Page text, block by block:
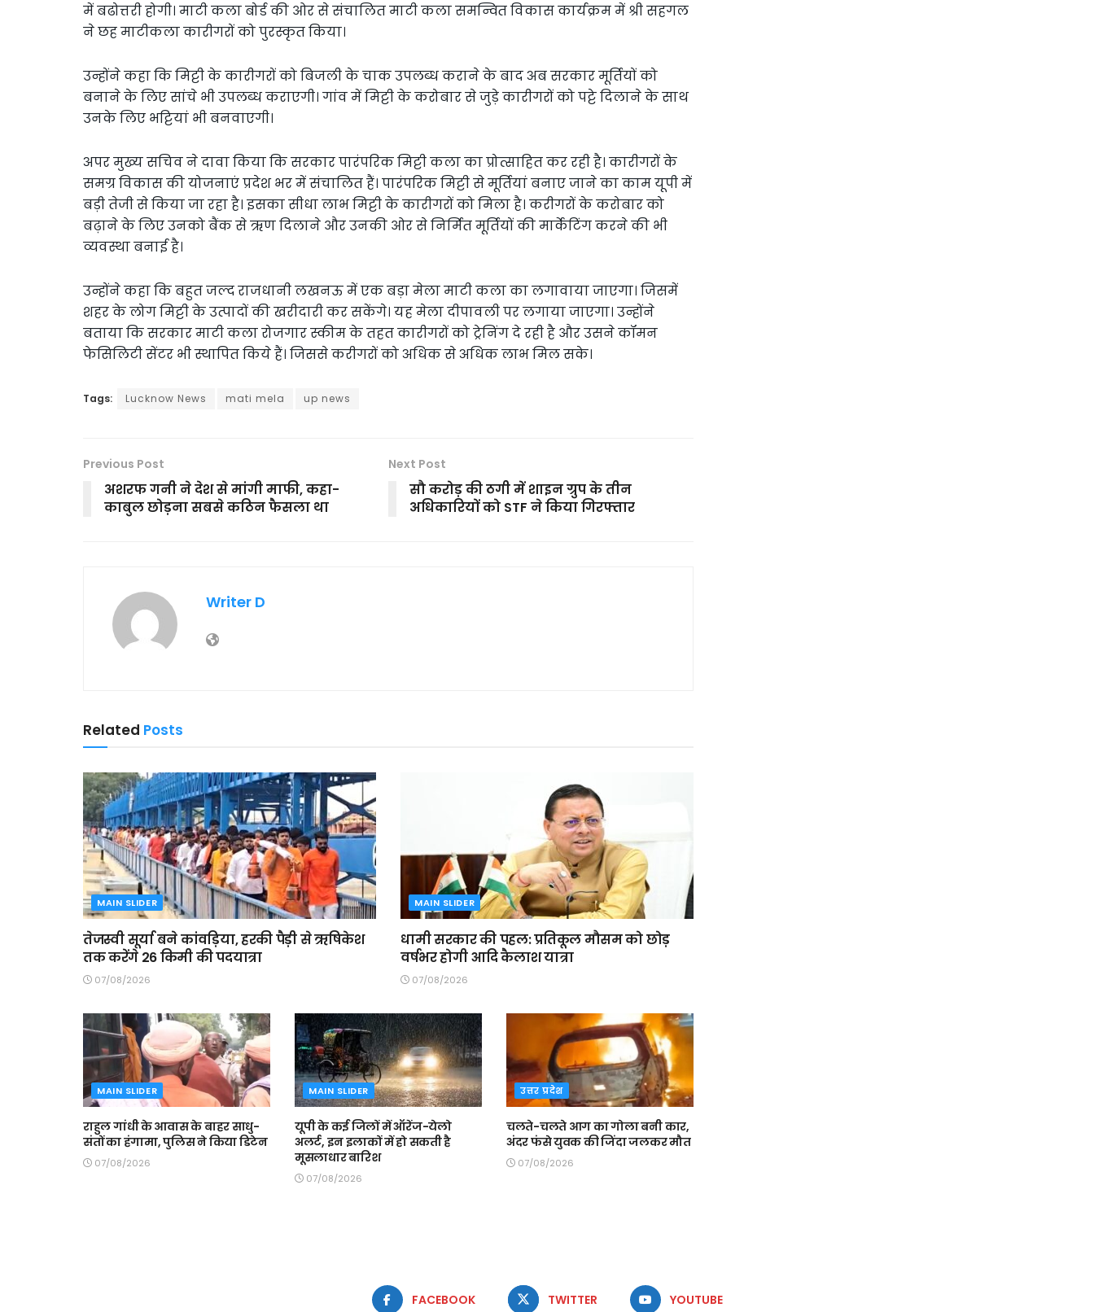
में बढोत्तरी होगी। माटी कला बोर्ड की ओर से संचालित माटी कला समन्वित विकास कार्यक्रम में श्री सहगल
ने छह माटीकला कारीगरों को पुरस्कृत किया।
उन्होंने कहा कि मिट्टी के कारीगरों को बिजली के चाक उपलब्ध कराने के बाद अब सरकार मूर्तियों को
बनाने के लिए सांचे भी उपलब्ध कराएगी। गांव में मिट्टी के करोबार से जुड़े कारीगरों को पट्टे दिलाने के साथ
उनके लिए भट्टियां भी बनवाएगी।
अपर मुख्य सचिव ने दावा किया कि सरकार पारंपरिक मिट्टी कला का प्रोत्साहित कर रही है। कारीगरों के
समग्र विकास की योजनाएं प्रदेश भर में संचालित हैं। पारंपरिक मिट्टी से मूर्तियां बनाए जाने का काम यूपी में
बड़ी तेजी से किया जा रहा है। इसका सीधा लाभ मिट्टी के कारीगरों को मिला है। करीगरों के करोबार को
बढ़ाने के लिए उनको बैंक से ऋण दिलाने और उनकी ओर से निर्मित मूर्तियों की मार्केटिंग करने की भी
व्यवस्था बनाई है।
उन्होंने कहा कि बहुत जल्द राजधानी लखनऊ में एक बड़ा मेला माटी कला का लगावाया जाएगा। जिसमें
शहर के लोग मिट्टी के उत्पादों की खरीदारी कर सकेंगे। यह मेला दीपावली पर लगाया जाएगा। उन्होंने
बताया कि सरकार माटी कला रोजगार स्कीम के तहत कारीगरों को ट्रेनिंग दे रही है और उसने कॉमन
फेसिलिटी सेंटर भी स्थापित किये हैं। जिससे करीगरों को अधिक से अधिक लाभ मिल सके।
Tags: Lucknow News mati mela up news
Previous Post
अशरफ गनी ने देश से मांगी माफी, कहा-
काबुल छोड़ना सबसे कठिन फैसला था
Next Post
सौ करोड़ की ठगी में शाइन ग्रुप के तीन
अधिकारियों को STF ने किया गिरफ्तार
Writer D
Related Posts
MAIN SLIDER
तेजस्वी सूर्या बने कांवड़िया, हरकी पैड़ी से ऋषिकेश
तक करेंगे 26 किमी की पदयात्रा
07/08/2026
MAIN SLIDER
धामी सरकार की पहल: प्रतिकूल मौसम को छोड़
वर्षभर होगी आदि कैलाश यात्रा
07/08/2026
MAIN SLIDER
राहुल गांधी के आवास के बाहर साधु-
संतों का हंगामा, पुलिस ने किया डिटेन
07/08/2026
MAIN SLIDER
यूपी के कई जिलों में ऑरेंज-येलो
अलर्ट, इन इलाकों में हो सकती है
मूसलाधार बारिश
07/08/2026
उत्तर प्रदेश
चलते-चलते आग का गोला बनी कार,
अंदर फंसे युवक की जिंदा जलकर मौत
07/08/2026
FACEBOOK TWITTER YOUTUBE